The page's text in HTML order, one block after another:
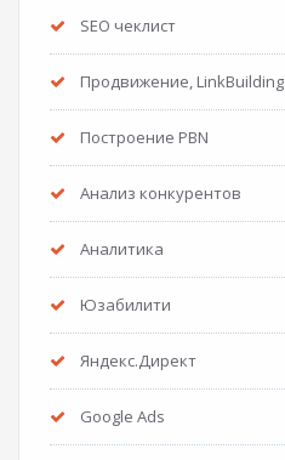
SEO чеклист
Продвижение, LinkBuilding
Построение PBN
Анализ конкурентов
Аналитика
Юзабилити
Яндекс.Директ
Google Ads